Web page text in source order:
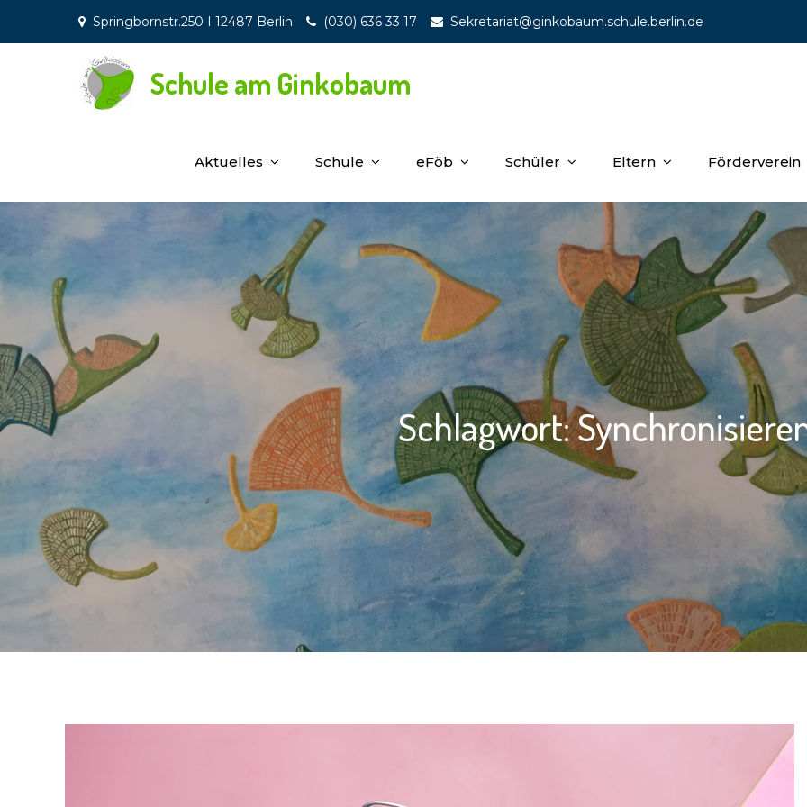
Springbornstr.250 I 12487 Berlin (030) 636 33 17 Sekretariat@ginkobaum.schule.berlin.de
Schule am Ginkobaum
Aktuelles Schule eFöb Schüler Eltern Förderverein
Schlagwort: